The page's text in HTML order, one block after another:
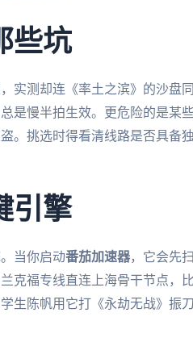
些坑
实测却连《率土之滨》的沙盘
是慢半拍生效。更危险的是某
。挑选时得看清线路是否具备
引擎
当你启动番茄加速器，它会先
克福专线直连上海骨干节点，
生陈帆用它打《永劫无战》振